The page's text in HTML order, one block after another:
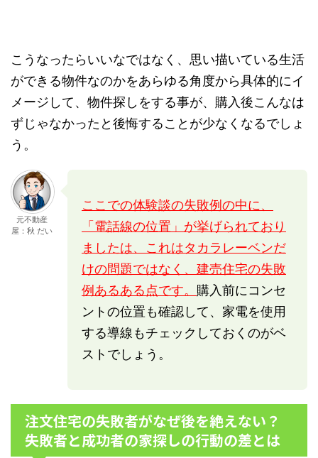
こうなったらいいなではなく、思い描いている生活
ができる物件なのかをあらゆる角度から具体的にイ
メージして、物件探しをする事が、購入後こんなは
ずじゃなかったと後悔することが少なくなるでしょ
う。
元不動産
屋：秋 だい
ここでの体験談の失敗例の中に、
「電話線の位置」が挙げられており
ましたは、これはタカラレーベンだ
けの問題ではなく、建売住宅の失敗
例あるある点です。 購入前にコンセ
ントの位置も確認して、家電を使用
する導線もチェックしておくのがベ
ストでしょう。
注文住宅の失敗者がなぜ後を絶えない？
失敗者と成功者の家探しの行動の差とは